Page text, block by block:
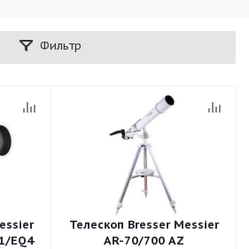
Фильтр
EQ4
Телескоп Bresser Messier
AR-70/700 AZ